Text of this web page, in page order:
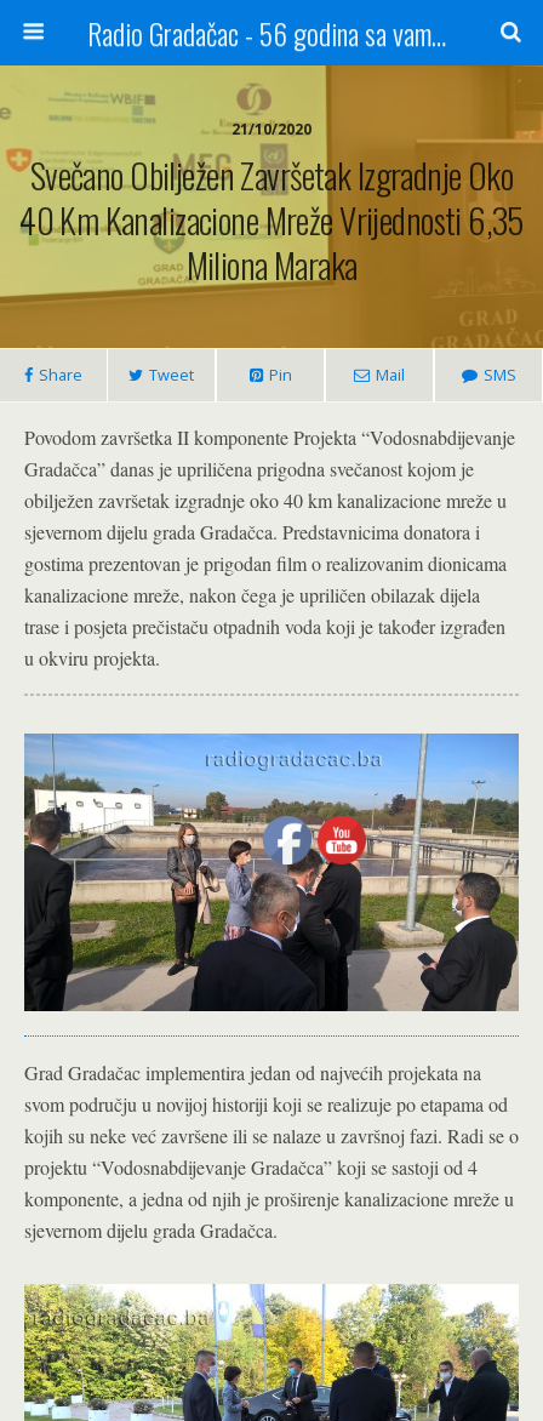
Radio Gradačac - 56 godina sa vama...
21/10/2020
Svečano Obilježen Završetak Izgradnje Oko
40 Km Kanalizacione Mreže Vrijednosti 6,35
Miliona Maraka
Share Tweet Pin Mail SMS
Povodom završetka II komponente Projekta “Vodosnabdijevanje
Gradačca” danas je upriličena prigodna svečanost kojom je
obilježen završetak izgradnje oko 40 km kanalizacione mreže u
sjevernom dijelu grada Gradačca. Predstavnicima donatora i
gostima prezentovan je prigodan film o realizovanim dionicama
kanalizacione mreže, nakon čega je upriličen obilazak dijela
trase i posjeta prečistaču otpadnih voda koji je također izgrađen
u okviru projekta.
Grad Gradačac implementira jedan od najvećih projekata na
svom području u novijoj historiji koji se realizuje po etapama od
kojih su neke već završene ili se nalaze u završnoj fazi. Radi se o
projektu “Vodosnabdijevanje Gradačca” koji se sastoji od 4
komponente, a jedna od njih je proširenje kanalizacione mreže u
sjevernom dijelu grada Gradačca.